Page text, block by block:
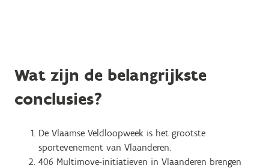
Wat zijn de belangrijkste
conclusies?
De Vlaamse Veldloopweek is het grootste
sportevenement van Vlaanderen.
406 Multimove-initiatieven in Vlaanderen brengen